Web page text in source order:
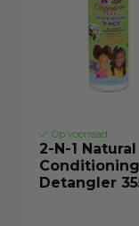
Op voorraad
2-N-1 Natural
Conditioning
Detangler